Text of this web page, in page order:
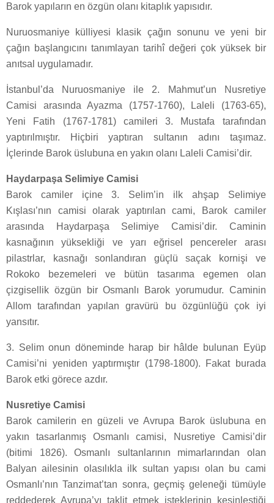
Barok yapıların en özgün olanı kitaplık yapısıdır.
Nuruosmaniye külliyesi klasik çağın sonunu ve yeni bir
çağın başlangıcını tanımlayan tarihî değeri çok yüksek bir
anıtsal uygulamadır.
İstanbul’da Nuruosmaniye ile 2. Mahmut’un Nusretiye
Camisi arasında Ayazma (1757-1760), Laleli (1763-65),
Yeni Fatih (1767-1781) camileri 3. Mustafa tarafından
yaptırılmıştır. Hiçbiri yaptıran sultanın adını taşımaz.
İçlerinde Barok üslubuna en yakın olanı Laleli Camisi’dir.
Haydarpaşa Selimiye Camisi
Barok camiler içine 3. Selim’in ilk ahşap Selimiye
Kışlası’nın camisi olarak yaptırılan cami, Barok camiler
arasında Haydarpaşa Selimiye Camisi’dir. Caminin
kasnağının yüksekliği ve yarı eğrisel pencereler arası
pilastrlar, kasnağı sonlandıran güçlü saçak kornişi ve
Rokoko bezemeleri ve bütün tasarıma egemen olan
çizgisellik özgün bir Osmanlı Barok yorumudur. Caminin
Allom tarafından yapılan gravürü bu özgünlüğü çok iyi
yansıtır.
3. Selim onun döneminde harap bir hâlde bulunan Eyüp
Camisi’ni yeniden yaptırmıştır (1798-1800). Fakat burada
Barok etki görece azdır.
Nusretiye Camisi
Barok camilerin en güzeli ve Avrupa Barok üslubuna en
yakın tasarlanmış Osmanlı camisi, Nusretiye Camisi’dir
(bitimi 1826). Osmanlı sultanlarının mimarlarından olan
Balyan ailesinin olasılıkla ilk sultan yapısı olan bu cami
Osmanlı’nın Tanzimat’tan sonra, geçmiş geleneği tümüyle
reddederek Avrupa’yı taklit etmek isteklerinin kesinleştiği